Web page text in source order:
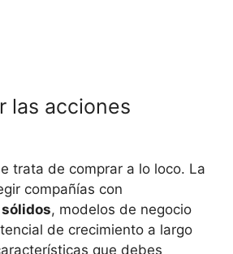
las acciones
​trata de comprar a lo loco. La
compañías con
, modelos de negocio
de ‌crecimiento a largo
que debes